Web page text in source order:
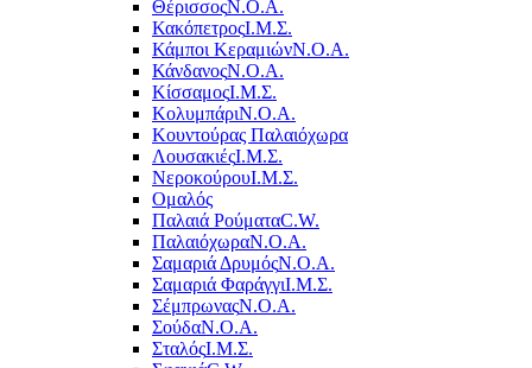
ΘέρισσοςΝ.Ο.Α.
ΚακόπετροςΙ.Μ.Σ.
Κάμποι ΚεραμιώνΝ.Ο.Α.
ΚάνδανοςΝ.Ο.Α.
ΚίσσαμοςΙ.Μ.Σ.
ΚολυμπάριΝ.Ο.Α.
Κουντούρας Παλαιόχωρα
ΛουσακιέςΙ.Μ.Σ.
ΝεροκούρουΙ.Μ.Σ.
Ομαλός
Παλαιά ΡούματαC.W.
ΠαλαιόχωραΝ.Ο.Α.
Σαμαριά ΔρυμόςΝ.Ο.Α.
Σαμαριά ΦαράγγιΙ.Μ.Σ.
ΣέμπρωναςΝ.Ο.Α.
ΣούδαΝ.Ο.Α.
ΣταλόςΙ.Μ.Σ.